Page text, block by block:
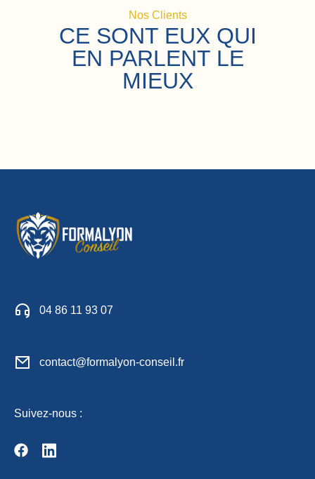
Nos Clients
CE SONT EUX QUI
EN PARLENT LE
MIEUX
04 86 11 93 07
contact@formalyon-conseil.fr
Suivez-nous :